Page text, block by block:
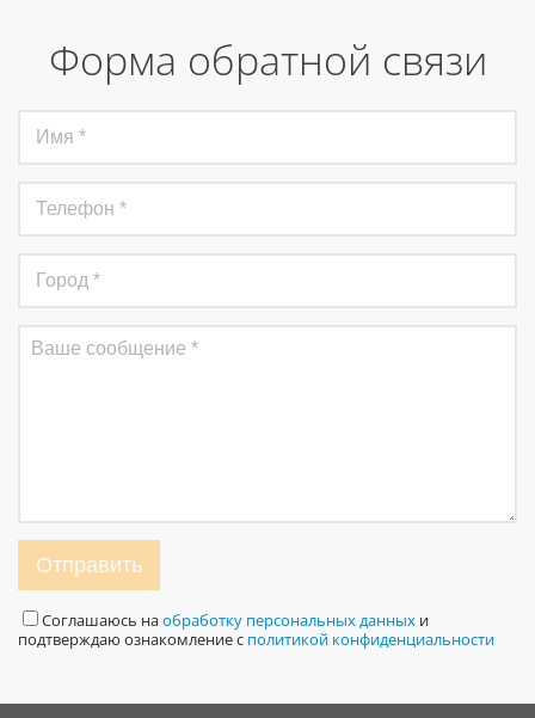
Форма обратной связи
Отправить
Соглашаюсь наобработку персональных данных и
подтверждаю ознакомление с политикой конфиденциальности